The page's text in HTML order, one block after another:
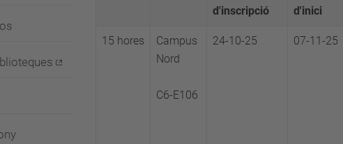
d'inscripció
d'inici
15 hores
Campus
Nord
C6-E106
24-10-25 07-11-25